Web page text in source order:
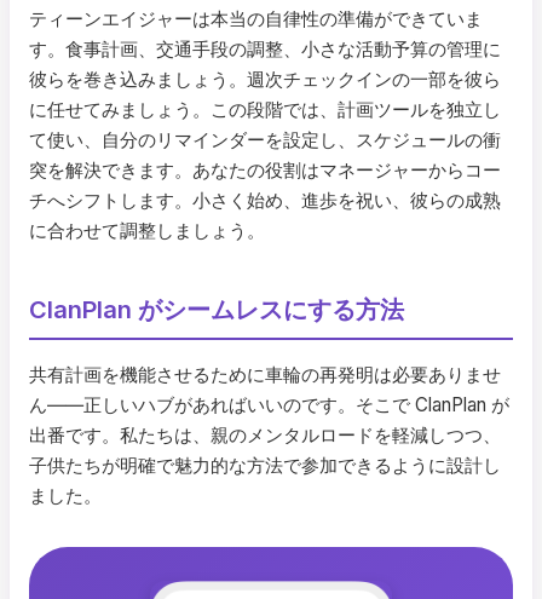
ティーンエイジャーは本当の自律性の準備ができていま
す。食事計画、交通手段の調整、小さな活動予算の管理に
彼らを巻き込みましょう。週次チェックインの一部を彼ら
に任せてみましょう。この段階では、計画ツールを独立し
て使い、自分のリマインダーを設定し、スケジュールの衝
突を解決できます。あなたの役割はマネージャーからコー
チへシフトします。小さく始め、進歩を祝い、彼らの成熟
に合わせて調整しましょう。
ClanPlan がシームレスにする方法
共有計画を機能させるために車輪の再発明は必要ありませ
ん――正しいハブがあればいいのです。そこで ClanPlan が
出番です。私たちは、親のメンタルロードを軽減しつつ、
子供たちが明確で魅力的な方法で参加できるように設計し
ました。